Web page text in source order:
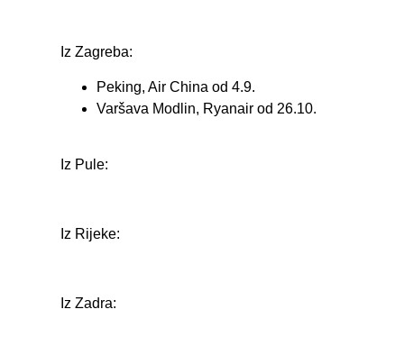
Iz Zagreba:
Peking, Air China od 4.9.
Varšava Modlin, Ryanair od 26.10.
Iz Pule:
Iz Rijeke:
Iz Zadra: